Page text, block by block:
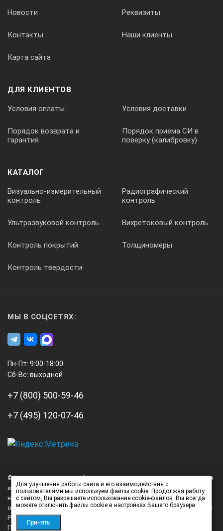
Новости Реквизиты
Контакты Наши клиенты
Карта сайта
ДЛЯ КЛИЕНТОВ
Условия оплаты Условия доставки
Порядок возврата и
гарантия
Порядок приема СИ в
поверку (калибровку)
КАТАЛОГ
Визуально-измерительный
контроль
Радиографический
контроль
Ультразвуковой контроль Вихретоковый контроль
Контроль покрытий Толщиномеры
Контроль твердости
МЫ В СОЦСЕТЯХ:
Пн-Пт: 9:00-18:00
Сб-Вс: выходной
+7 (800) 500-59-46
+7 (495) 120-07-46
Нагорный
проезд
д.7
стр.
© 2026 А3 Инжиниринг Обращаем Ваше внимание на то, что данный
интернет-сайт носит исключительно информационный характер и
ни при каких условиях не является публичной офертой,
определяемой положениями статьи 437 (2) Гражданского кодекса
Российской Федерации.
Политика обработки персональных данных
Для улучшения работы сайта и его взаимодействия с
пользователями мы используем файлы cookie. Продолжая работу
с сайтом, Вы разрешаете использование cookie-файлов. Вы всегда
можете отключить файлы cookie в настройках Вашего браузера.
Принять